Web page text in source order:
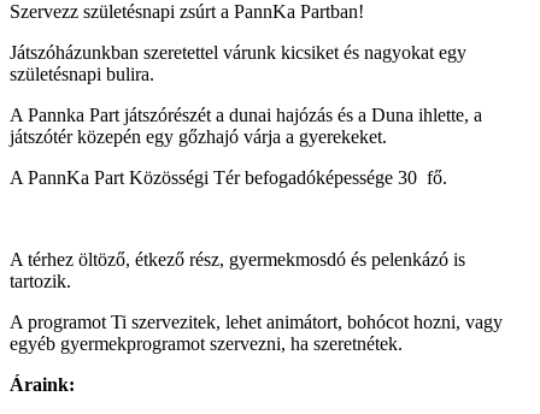
Szervezz születésnapi zsúrt a PannKa Partban!
Játszóházunkban szeretettel várunk kicsiket és nagyokat egy
születésnapi bulira.
A Pannka Part játszórészét a dunai hajózás és a Duna ihlette, a
játszótér közepén egy gőzhajó várja a gyerekeket.
A PannKa Part Közösségi Tér befogadóképessége 30 fő.
A térhez öltöző, étkező rész, gyermekmosdó és pelenkázó is
tartozik.
A programot Ti szervezitek, lehet animátort, bohócot hozni, vagy
egyéb gyermekprogramot szervezni, ha szeretnétek.
Áraink: